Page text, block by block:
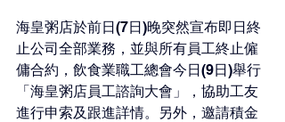
海皇粥店於前日(7日)晚突然宣布即日終
止公司全部業務，並與所有員工終止僱
傭合約，飲食業職工總會今日(9日)舉行
「海皇粥店員工諮詢大會」，協助工友
進行申索及跟進詳情。另外，邀請積金